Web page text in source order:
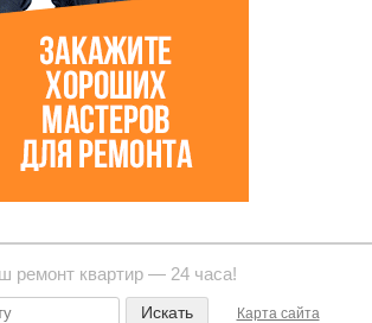
ремонт квартир — 24 часа!
Карта сайта